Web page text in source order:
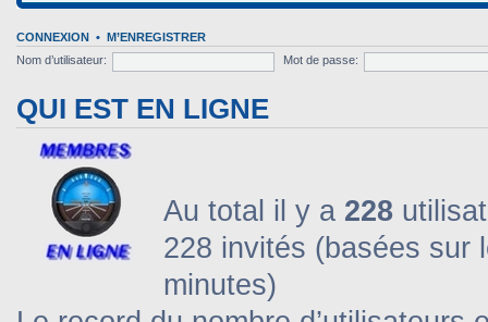
CONNEXION • M’ENREGISTRER
Nom d’utilisateur:
Mot de passe:
QUI EST EN LIGNE
Au total il y a 228
228 invités (basées sur
minutes)